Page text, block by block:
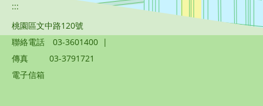
:::
桃園區文中路120號
聯絡電話
03-3601400 |
傳真
03-3791721
電子信箱